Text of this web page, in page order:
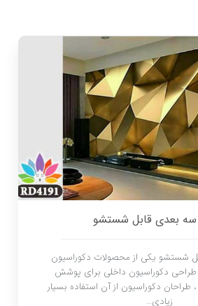
سه بعدی قابل شستشو
شستشو یکی از محصولات دکوراسیون
دکوراسیون داخلی برای پوشش
دکوراسیون از آن استفاده بسیار
زیادی…